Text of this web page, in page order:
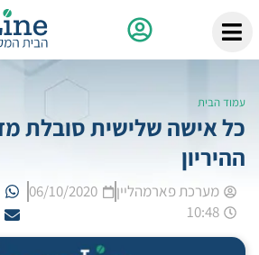
עמוד הבית
כל אישה שלישית סובלת
ההיריון
מערכת פארמהליין
06/10/2020
10:48